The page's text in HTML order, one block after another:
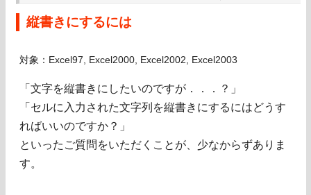
縦書きにするには
対象：Excel97, Excel2000, Excel2002, Excel2003
「文字を縦書きにしたいのですが．．．？」
「セルに入力された文字列を縦書きにするにはどうす
ればいいのですか？」
といったご質問をいただくことが、少なからずありま
す。